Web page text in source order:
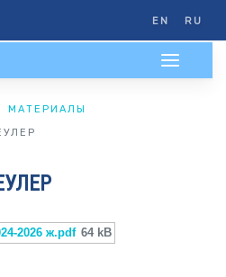
EN RU
МАТЕРИАЛЫ
2026 ж.pdf 64 kB